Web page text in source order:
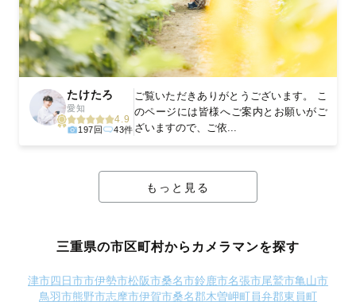
たけたろ
愛知
4.9
197回 43件
ご覧いただきありがとうございます。 こ
のページには皆様へご案内とお願いがご
ざいますので、ご依...
もっと見る
三重県の市区町村からカメラマンを探す
津市四日市市伊勢市松阪市桑名市鈴鹿市名張市尾鷲市亀山市
鳥羽市熊野市志摩市伊賀市桑名郡木曽岬町員弁郡東員町